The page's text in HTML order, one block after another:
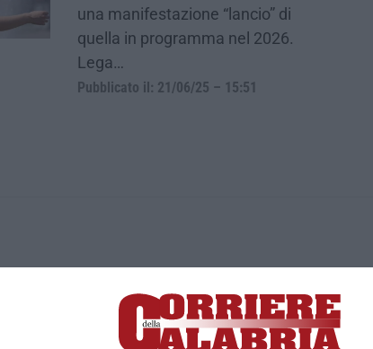
una manifestazione “lancio” di
quella in programma nel 2026.
Lega…
Pubblicato il: 21/06/25 – 15:51
Lamezia Terme (CZ)
- Direttore responsabile Paola Militano |Privacy